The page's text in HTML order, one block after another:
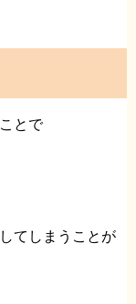
とで
てしまうことが